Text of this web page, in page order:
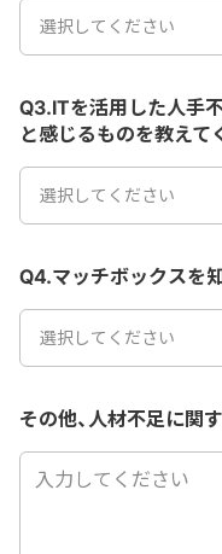
選択してください
Q3.ITを活用した人手
と感じるものを教えて
選択してください
Q4.マッチボックスを
選択してください
その他、人材不足に関